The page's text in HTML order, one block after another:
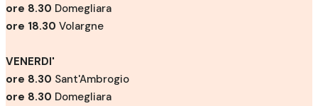
ore 8.30 Domegliara
ore 18.30 Volargne
VENERDI'
ore 8.30 Sant'Ambrogio
ore 8.30 Domegliara